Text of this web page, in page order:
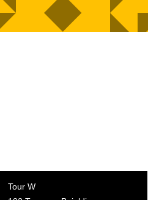
Tour W